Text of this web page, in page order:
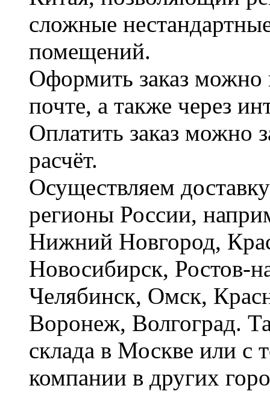
сложные
помещений.
Оформить заказ можно
почте, а также через
Оплатить заказ можно
расчёт.
Осуществляем
регионы России,
Нижний Новгород,
Новосибирск, Ростов-
Челябинск, Омск,
Воронеж, Волгоград.
склада в Москве или с
компании в других